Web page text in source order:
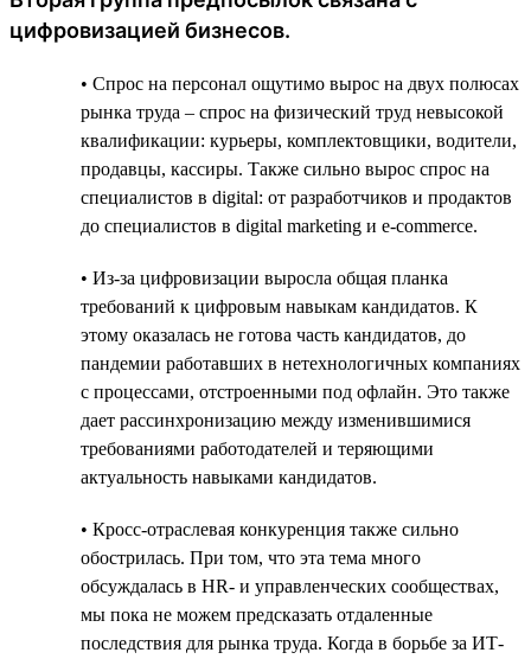
цифровизацией бизнесов.
• Спрос на персонал ощутимо вырос на двух полюсах
рынка труда – спрос на физический труд невысокой
квалификации: курьеры, комплектовщики, водители,
продавцы, кассиры. Также сильно вырос спрос на
специалистов в digital: от разработчиков и продактов
до специалистов в digital marketing и e-commerce.
• Из-за цифровизации выросла общая планка
требований к цифровым навыкам кандидатов. К
этому оказалась не готова часть кандидатов, до
пандемии работавших в нетехнологичных компаниях
с процессами, отстроенными под офлайн. Это также
дает рассинхронизацию между изменившимися
требованиями работодателей и теряющими
актуальность навыками кандидатов.
• Кросс-отраслевая конкуренция также сильно
обострилась. При том, что эта тема много
обсуждалась в HR- и управленческих сообществах,
мы пока не можем предсказать отдаленные
последствия для рынка труда. Когда в борьбе за ИТ-